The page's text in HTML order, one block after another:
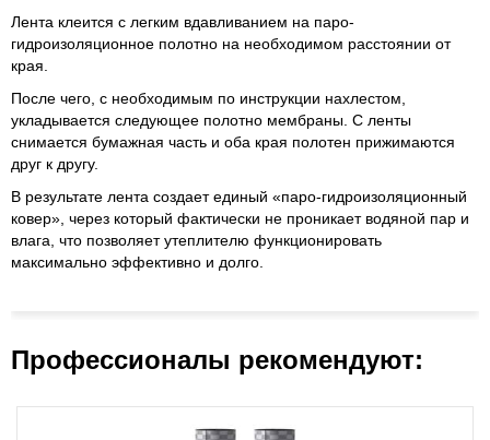
Лента клеится с легким вдавливанием на паро-
гидроизоляционное полотно на необходимом расстоянии от
края.
После чего, с необходимым по инструкции нахлестом,
укладывается следующее полотно мембраны. С ленты
снимается бумажная часть и оба края полотен прижимаются
друг к другу.
В результате лента создает единый «паро-гидроизоляционный
ковер», через который фактически не проникает водяной пар и
влага, что позволяет утеплителю функционировать
максимально эффективно и долго.
Профессионалы рекомендуют: